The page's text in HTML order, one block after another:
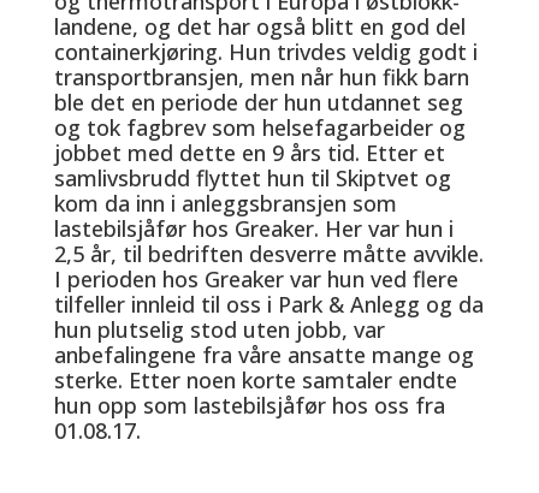
landene, og det har også blitt en god del
containerkjøring. Hun trivdes veldig godt i
transportbransjen, men når hun fikk barn
ble det en periode der hun utdannet seg
og tok fagbrev som helsefagarbeider og
jobbet med dette en 9 års tid. Etter et
samlivsbrudd flyttet hun til Skiptvet og
kom da inn i anleggsbransjen som
lastebilsjåfør hos Greaker. Her var hun i
2,5 år, til bedriften desverre måtte avvikle.
I perioden hos Greaker var hun ved flere
tilfeller innleid til oss i Park & Anlegg og da
hun plutselig stod uten jobb, var
anbefalingene fra våre ansatte mange og
sterke. Etter noen korte samtaler endte
hun opp som lastebilsjåfør hos oss fra
01.08.17.